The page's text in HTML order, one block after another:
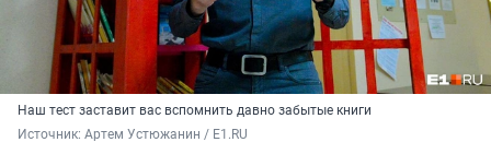
Наш тест заставит вас вспомнить давно забытые книги
Источник: Артем Устюжанин / E1.RU